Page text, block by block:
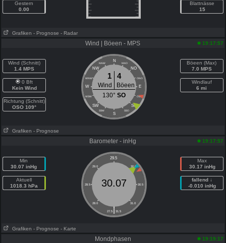
Gestern
0.00
Blattnässe
15
Grafiken - Prognose - Radar
Wind | Böeen - MPS 19:17:57
Wind (Schnitt)
1.4 MPS
0 Bft
Kein Wind
Richtung (Schnitt)
OSO 109°
N
NNW NNO
NW NO
WNW ONO
W E
WSW OSO
SW SO
SSW SSO
S
1 4
Wind
Böeen
130° SO
Böeen (Max)
7.0 MPS
Windlauf
6 mi
Grafiken - Prognose
Barometer - inHg 19:17:57
Min
30.07 inHg
Aktuell
1018.3 hPa
29.5
29.0 30.0
28.5 30.5
28.0 31.0
|
27.5 31.5
30.07
Max
30.17 inHg
fallend ↓
-0.010 inHg
Grafiken - Prognose - Karte
Mondphasen 19:19:17